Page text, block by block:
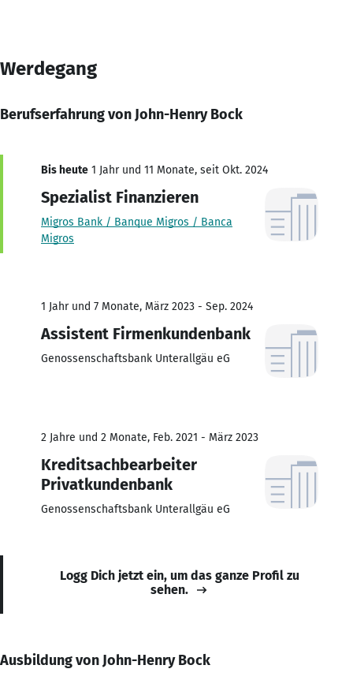
Werdegang
Berufserfahrung von John-Henry Bock
Bis heute 1 Jahr und 11 Monate, seit Okt. 2024
Spezialist Finanzieren
Migros Bank / Banque Migros / Banca
Migros
1 Jahr und 7 Monate, März 2023 - Sep. 2024
Assistent Firmenkundenbank
Genossenschaftsbank Unterallgäu eG
2 Jahre und 2 Monate, Feb. 2021 - März 2023
Kreditsachbearbeiter
Privatkundenbank
Genossenschaftsbank Unterallgäu eG
Logg Dich jetzt ein, um das ganze Profil zu
sehen.
Ausbildung von John-Henry Bock